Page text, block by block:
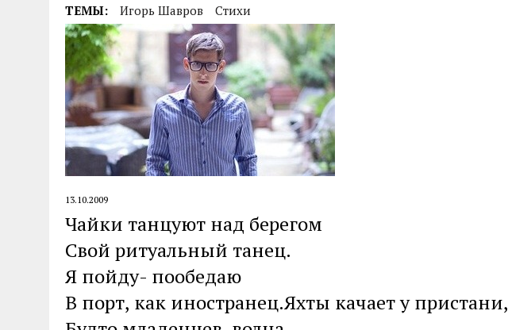
ТЕМЫ: Игорь Шавров Стихи
13.10.2009
Чайки танцуют над берегом
Свой ритуальный танец.
Я пойду- пообедаю
В порт, как иностранец.Яхты качает у пристани,